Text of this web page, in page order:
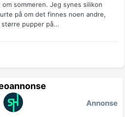
sommeren. Jeg synes silikon
på om det finnes noen andre,
pupper på...
Annonse